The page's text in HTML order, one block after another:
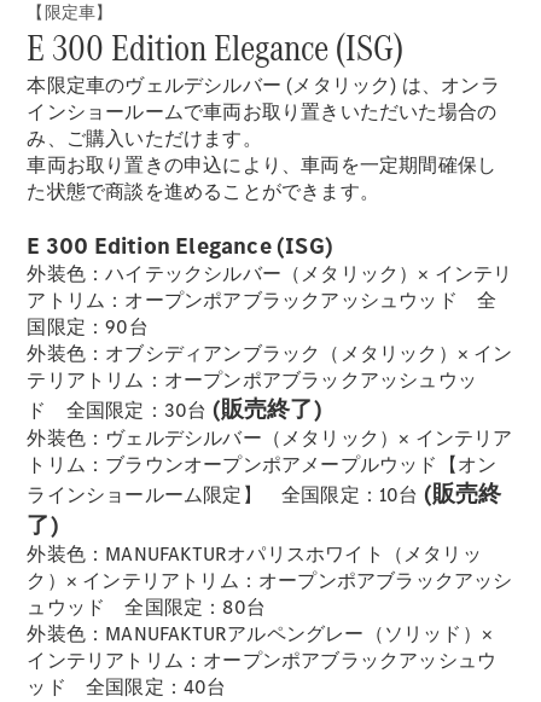
ベント キャ
ンペーン
Mercedes-
Benz LIVE!
Mercedes-
Benz
STUDIO
TOKYO
ディーラー
検索
ご購入相談
のご購入サ
ポート
デジタルコ
ンパニオン
限定車ライ
ンアップ
【限定車】
E 300 Edition Elegance (ISG)
本限定車のヴェルデシルバー (メタリック) は、オンラ
インショールームで車両お取り置きいただいた場合の
み、ご購入いただけます。
車両お取り置きの申込により、車両を一定期間確保し
た状態で商談を進めることができます。
E 300 Edition Elegance (ISG)
外装色：ハイテックシルバー（メタリック）× インテリ
アトリム：オープンポアブラックアッシュウッド 全
国限定：90台
外装色：オブシディアンブラック（メタリック）× イン
テリアトリム：オープンポアブラックアッシュウッ
ド 全国限定：30台 (販売終了)
外装色：ヴェルデシルバー（メタリック）× インテリア
トリム：ブラウンオープンポアメープルウッド【オン
ラインショールーム限定】 全国限定：10台 (販売終
了)
外装色：MANUFAKTURオパリスホワイト（メタリッ
ク）× インテリアトリム：オープンポアブラックアッシ
ュウッド 全国限定：80台
外装色：MANUFAKTURアルペングレー（ソリッド）×
インテリアトリム：オープンポアブラックアッシュウ
ッド 全国限定：40台